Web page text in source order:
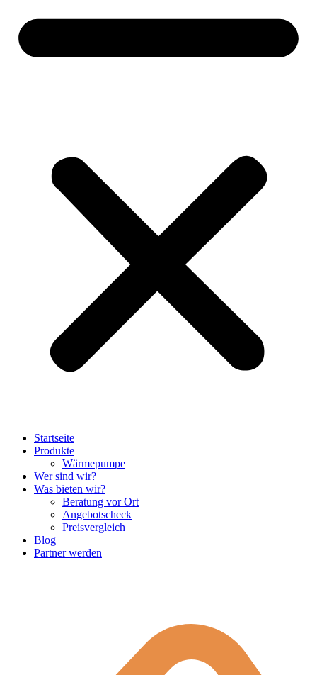
Startseite
Produkte
Wärmepumpe
Wer sind wir?
Was bieten wir?
Beratung vor Ort
Angebotscheck
Preisvergleich
Blog
Partner werden